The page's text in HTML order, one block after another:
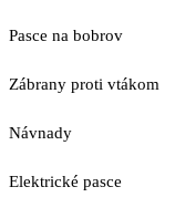
Pasce na bobrov
Zábrany proti vtákom
Návnady
Elektrické pasce